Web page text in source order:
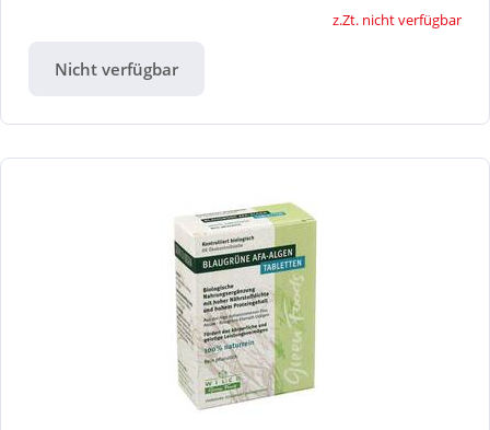
z.Zt. nicht verfügbar
Nicht verfügbar